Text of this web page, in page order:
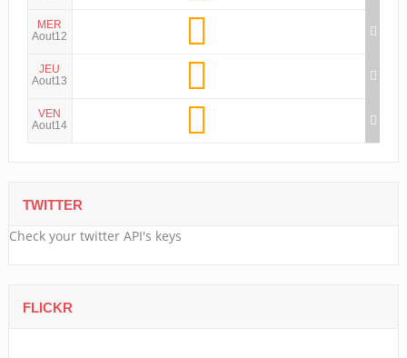
MER
Aout12
JEU
Aout13
VEN
Aout14
TWITTER
Check your twitter API's keys
FLICKR